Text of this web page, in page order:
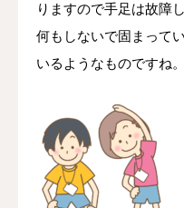
りますので手足は故障し
何もしないで固まって
いるようなものですね。